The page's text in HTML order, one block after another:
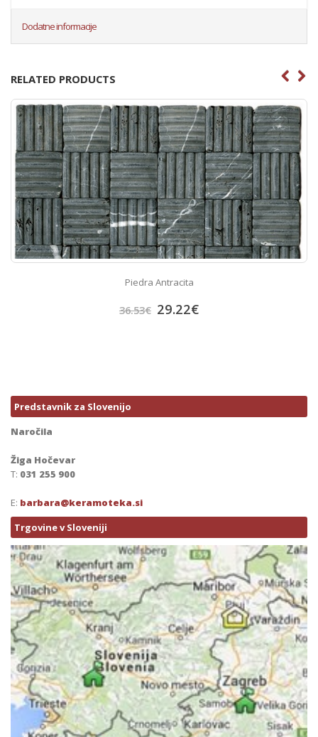
Dodatne informacije
RELATED PRODUCTS
Piedra Antracita
36.53€ 29.22€
Predstavnik za Slovenijo
Naročila
Žiga Hočevar
T: 031 255 900
E: barbara@keramoteka.si
Trgovine v Sloveniji